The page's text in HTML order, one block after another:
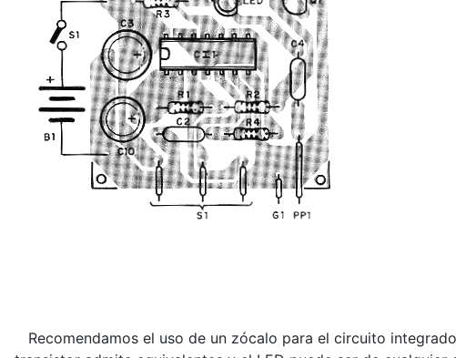
Recomendamos el uso de un zócalo para el circuito